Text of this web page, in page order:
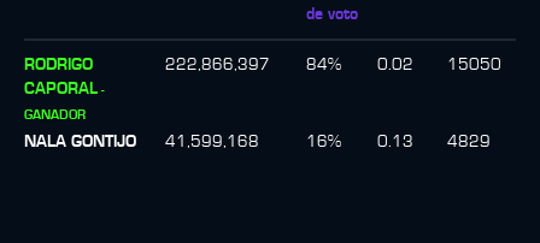
de voto
RODRIGO
CAPORAL -
GANADOR
222,866,397 84% 0.02 15050
NALA GONTIJO 41,599,168 16% 0.13 4829